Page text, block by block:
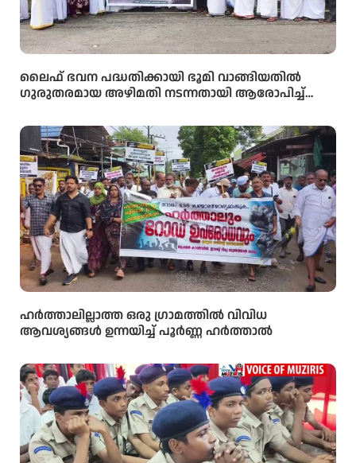
ലൈഫ് ഭവന പദ്ധതിക്കായി ഭൂമി വാങ്ങിയതിൽ
ഗുരുതരമായ അഴിമതി നടന്നതായി ആരോപിച്ച്
പഞ്ചായത്ത് ഓഫീസിലേക്ക് പ്രതിഷേധ മാർച്ച്
നടത്തി
ഹർത്താലില്ലാത്ത ഒരു ഗ്രാമത്തിൽ വിവിധ
ആവശ്യങ്ങൾ ഉന്നയിച്ച് പൂർണ്ണ ഹർത്താൽ